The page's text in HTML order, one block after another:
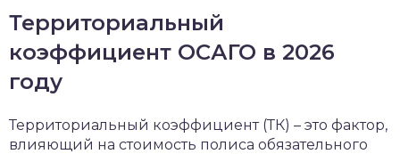
Территориальный
коэффициент ОСАГО в 2026
году
Территориальный коэффициент (ТК) – это фактор,
влияющий на стоимость полиса обязательного